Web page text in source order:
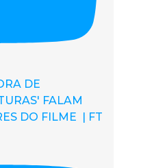
DE
FALAM
DO FILME | FT